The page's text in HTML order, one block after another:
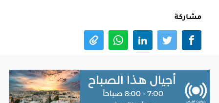
مشاركة